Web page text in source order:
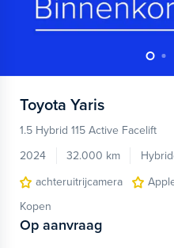
Toyota Yaris
1.5 Hybrid 115 Active Facelift
2024
32.000 km
achteruitrijcamera
Kopen
Op aanvraag